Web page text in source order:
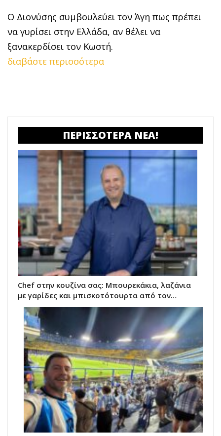
Ο Διονύσης συμβουλεύει τον Άγη πως πρέπει
να γυρίσει στην Ελλάδα, αν θέλει να
ξανακερδίσει τον Κωστή.
διαβάστε περισσότερα
ΠΕΡΙΣΣΟΤΕΡΑ ΝΕΑ!
Chef στην κουζίνα σας: Μπουρεκάκια, λαζάνια
με γαρίδες και μπισκοτότουρτα από τον…